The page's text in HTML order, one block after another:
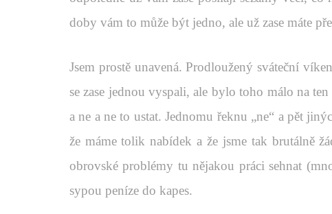
doby vám to může být jedno, ale už zase máte
Jsem prostě unavená. Prodloužený sváteční
se zase jednou vyspali, ale bylo toho málo na
a ne a ne to ustat. Jednomu řeknu „ne“ a pět
že máme tolik nabídek a že jsme tak brutálně
obrovské problémy tu nějakou práci sehnat
sypou peníze do kapes.